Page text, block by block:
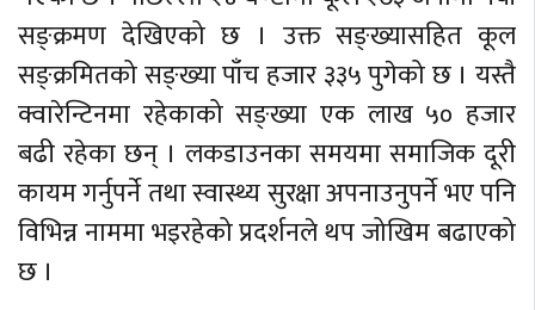
सङ्क्रमण देखिएको छ । उक्त सङ्ख्यासहित कूल
सङ्क्रमितको सङ्ख्या पाँच हजार ३३५ पुगेको छ । यस्तै
क्वारेन्टिनमा रहेकाको सङ्ख्या एक लाख ५० हजार
बढी रहेका छन् । लकडाउनका समयमा समाजिक दूरी
कायम गर्नुपर्ने तथा स्वास्थ्य सुरक्षा अपनाउनुपर्ने भए पनि
विभिन्न नाममा भइरहेको प्रदर्शनले थप जोखिम बढाएको
छ ।